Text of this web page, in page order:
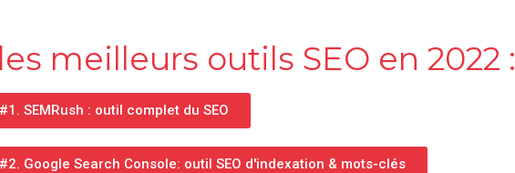
meilleurs outils SEO en 2022 :
#1. SEMRush : outil complet du SEO
#2. Google Search Console: outil SEO d'indexation & mots-clés